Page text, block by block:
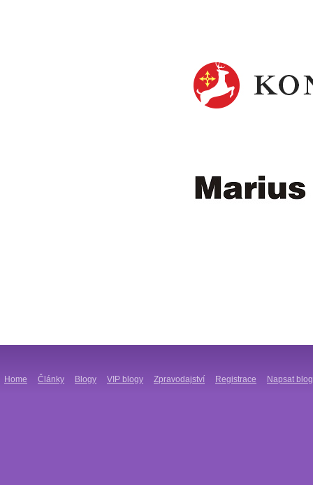
Home Články Blogy VIP blogy Zpravodajství Registrace Napsat blog